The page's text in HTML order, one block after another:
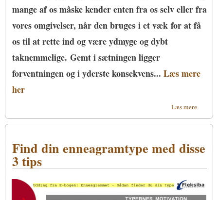
mange af os måske kender enten fra os selv eller fra
vores omgivelser, når den bruges i et væk for at få
os til at rette ind og være ydmyge og dybt
taknemmelige. Gemt i sætningen ligger
forventningen og i yderste konsekvens... Læs mere
her
Læs mereom
store
Find din enneagramtype med disse
3 tips